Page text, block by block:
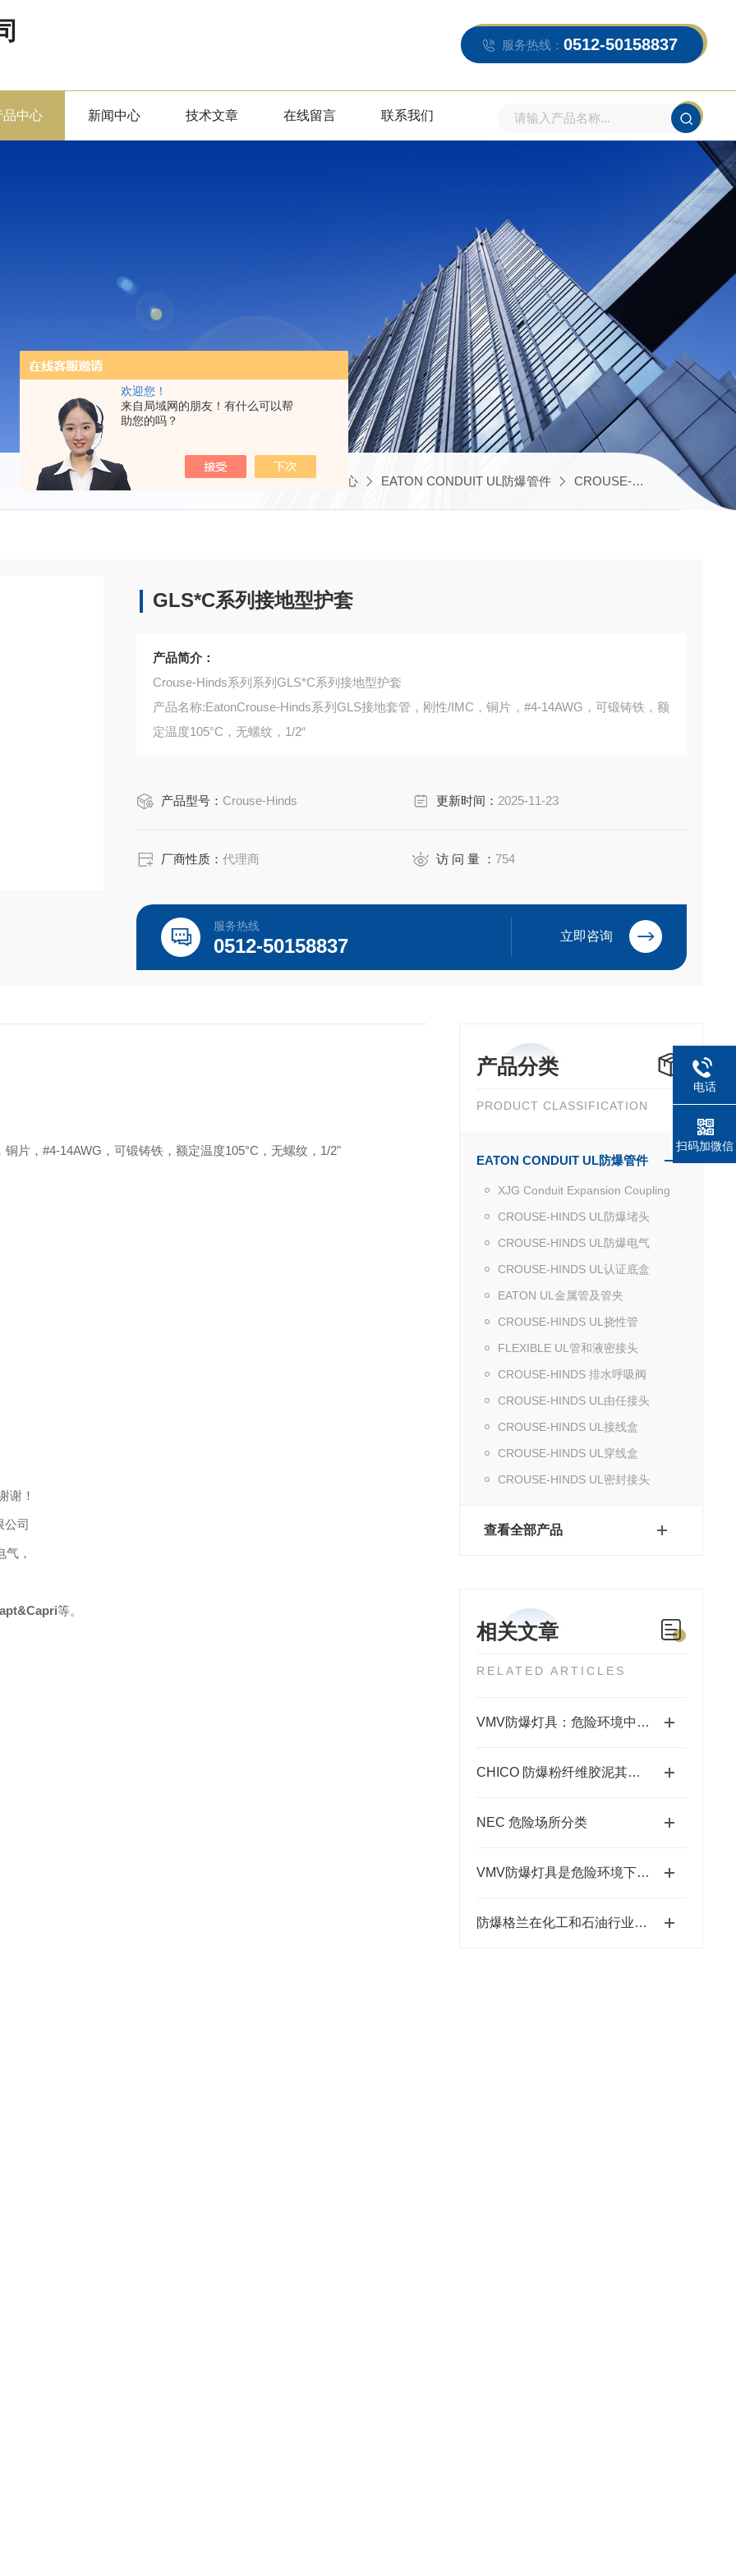
欢迎您！
来自局域网的朋友！有什么可以帮
助您的吗？
服务热线： 0512-50158837
品中心 新闻中心 技术文章 在线留言 联系我们
当前位置：首页 产品中心 EATON CONDUIT UL防爆管件 CROUSE-HINDS UL防爆电气
GLS*C系列接地型护套
产品简介：
Crouse-Hinds系列系列GLS*C系列接地型护套
产品名称:EatonCrouse-Hinds系列GLS接地套管，刚性/IMC，铜片，#4-14AWG，可锻铸铁，额
定温度105°C，无螺纹，1/2“
产品型号： Crouse-Hinds 更新时间： 2025-11-23
厂商性质：代理商 访 问 量 ： 754
服务热线
0512-50158837 立即咨询
产品分类
PRODUCT CLASSIFICATION
EATON CONDUIT UL防爆管件
XJG Conduit Expansion Coupling
CROUSE-HINDS UL防爆堵头
CROUSE-HINDS UL防爆电气
CROUSE-HINDS UL认证底盒
EATON UL金属管及管夹
CROUSE-HINDS UL挠性管
FLEXIBLE UL管和液密接头
CROUSE-HINDS 排水呼吸阀
CROUSE-HINDS UL由任接头
CROUSE-HINDS UL接线盒
CROUSE-HINDS UL穿线盒
CROUSE-HINDS UL密封接头
查看全部产品
相关文章
RELATED ARTICLES
VMV防爆灯具：危险环境中的安全照明使者
CHICO 防爆粉纤维胶泥其出色的防爆性能在许多领域发挥着重要的作用
NEC 危险场所分类
VMV防爆灯具是危险环境下的光明守护者
防爆格兰在化工和石油行业中的关键作用与安全保障
铜 片， #4-14AWG，可锻铸铁，额定温度105°C， 无螺纹， 1/2"
谢！
公司
气，
等。
电话
扫码加微信